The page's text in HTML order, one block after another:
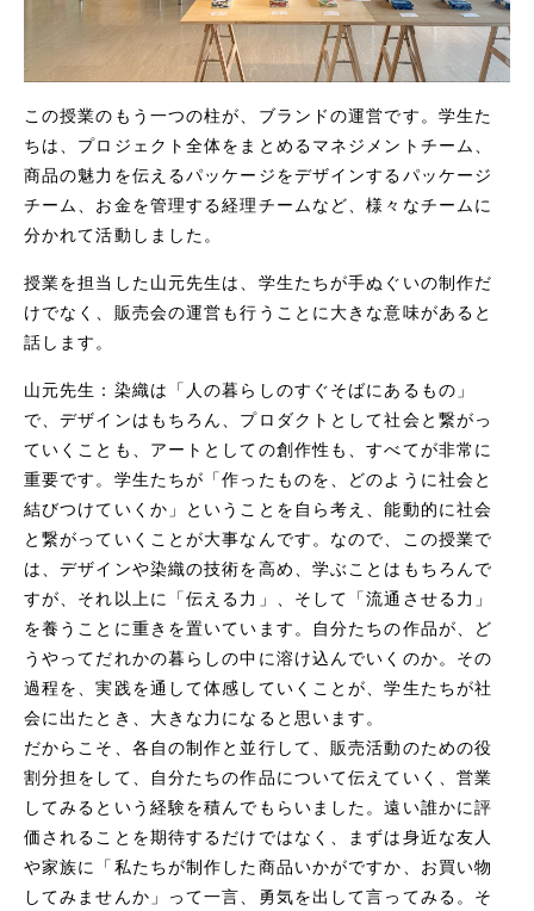
この授業のもう一つの柱が、ブランドの運営です。学生た
ちは、プロジェクト全体をまとめるマネジメントチーム、
商品の魅力を伝えるパッケージをデザインするパッケージ
チーム、お金を管理する経理チームなど、様々なチームに
分かれて活動しました。
授業を担当した山元先生は、学生たちが手ぬぐいの制作だ
けでなく、販売会の運営も行うことに大きな意味があると
話します。
山元先生：染織は「人の暮らしのすぐそばにあるもの」
で、デザインはもちろん、プロダクトとして社会と繋がっ
ていくことも、アートとしての創作性も、すべてが非常に
重要です。学生たちが「作ったものを、どのように社会と
結びつけていくか」ということを自ら考え、能動的に社会
と繋がっていくことが大事なんです。なので、この授業で
は、デザインや染織の技術を高め、学ぶことはもちろんで
すが、それ以上に「伝える力」、そして「流通させる力」
を養うことに重きを置いています。自分たちの作品が、ど
うやってだれかの暮らしの中に溶け込んでいくのか。その
過程を、実践を通して体感していくことが、学生たちが社
会に出たとき、大きな力になると思います。
だからこそ、各自の制作と並行して、販売活動のための役
割分担をして、自分たちの作品について伝えていく、営業
してみるという経験を積んでもらいました。遠い誰かに評
価されることを期待するだけではなく、まずは身近な友人
や家族に「私たちが制作した商品いかがですか、お買い物
してみませんか」って一言、勇気を出して言ってみる。そ